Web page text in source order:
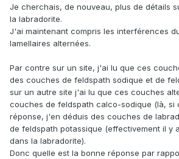
Je cherchais, de nouveau, plus de détails
la labradorite.
J'ai maintenant compris les interférences
lamellaires alternées.
Par contre sur un site, j'ai lu que ces
des couches de feldspath sodique et de
sur un autre site j'ai lu que ces couches
couches de feldspath calco-sodique (là, si
réponse, j'en déduis des couches de
de feldspath potassique (effectivement il y
dans la labradorite).
Donc quelle est la bonne réponse par